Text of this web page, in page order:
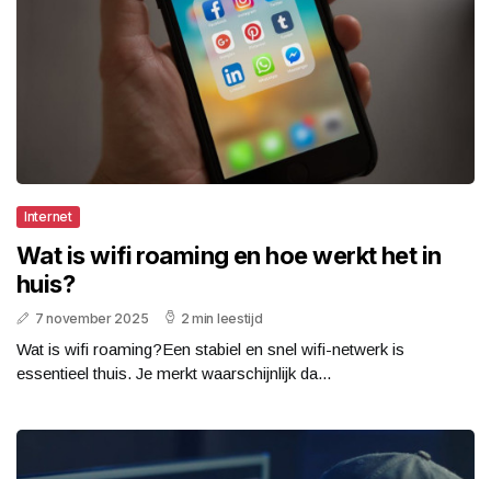
Internet
Wat is wifi roaming en hoe werkt het in
huis?
7 november 2025 2 min leestijd
Wat is wifi roaming?Een stabiel en snel wifi-netwerk is
essentieel thuis. Je merkt waarschijnlijk da...